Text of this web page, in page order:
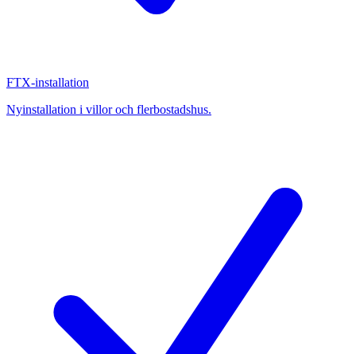
FTX-installation
Nyinstallation i villor och flerbostadshus.